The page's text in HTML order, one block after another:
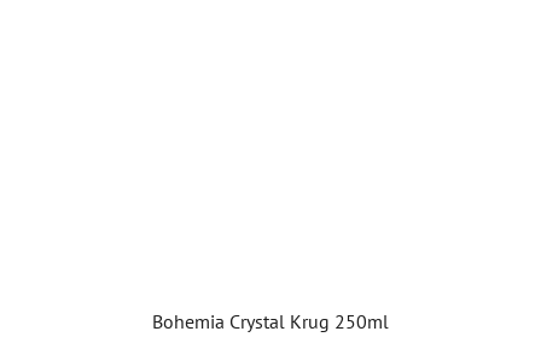
Bohemia Crystal Krug 250ml